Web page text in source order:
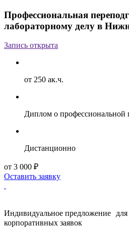
Профессиональная
лабораторному делу в
Запись открыта
от 250 ак.ч.
Диплом о профессиональной
Дистанционно
от 3 000 ₽
Оставить заявку
Индивидуальное предложение для
корпоративных заявок